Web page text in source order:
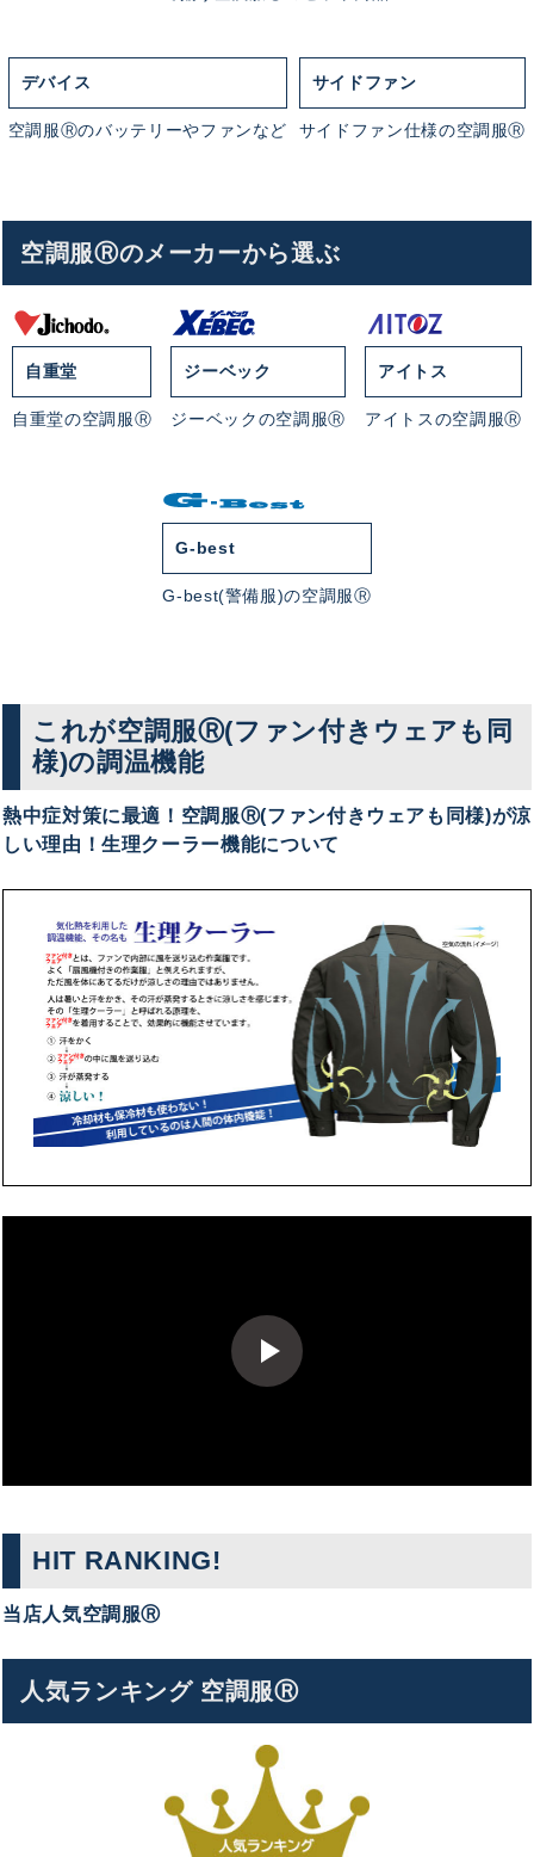
デバイス
空調服Ⓡのバッテリーやファンなど
サイドファン
サイドファン仕様の空調服Ⓡ
空調服Ⓡのメーカーから選ぶ
自重堂
自重堂の空調服Ⓡ
ジーベック
ジーベックの空調服Ⓡ
アイトス
アイトスの空調服Ⓡ
G-best
G-best(警備服)の空調服Ⓡ
これが空調服Ⓡ(ファン付きウェアも同
様)の調温機能
熱中症対策に最適！空調服Ⓡ(ファン付きウェアも同様)が涼
しい理由！生理クーラー機能について
HIT RANKING!
当店人気空調服Ⓡ
人気ランキング 空調服Ⓡ